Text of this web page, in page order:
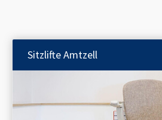
SitzlifteAmtzell